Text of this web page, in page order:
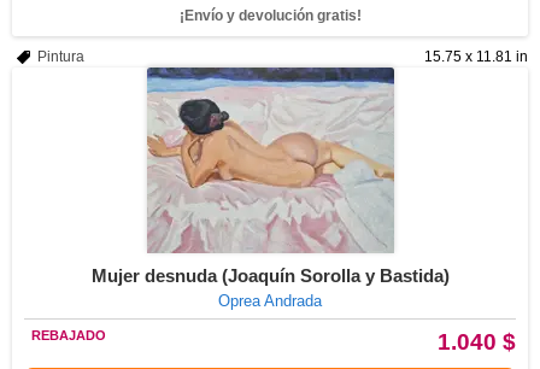
¡Envío y devolución gratis!
15.75 x 11.81 in
Pintura
Mujer desnuda (Joaquín Sorolla y Bastida)
Oprea Andrada
1.040 $
REBAJADO